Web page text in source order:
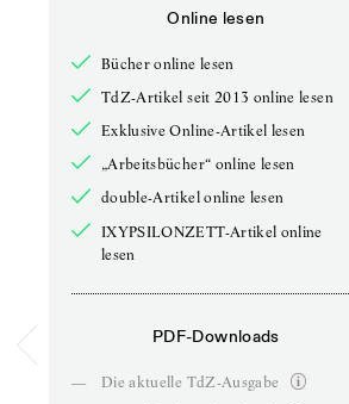
Online lesen
Bücher online lesen
TdZ-Artikel seit 2013 online lesen
Exklusive Online-Artikel lesen
„Arbeitsbücher“ online lesen
double-Artikel online lesen
IXYPSILONZETT-Artikel online
lesen
PDF-Downloads
—
Die aktuelle TdZ-Ausgabe